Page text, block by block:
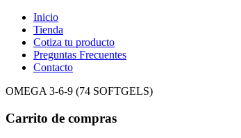
Inicio
Tienda
Cotiza tu producto
Preguntas Frecuentes
Contacto
OMEGA 3-6-9 (74 SOFTGELS)
Carrito de compras